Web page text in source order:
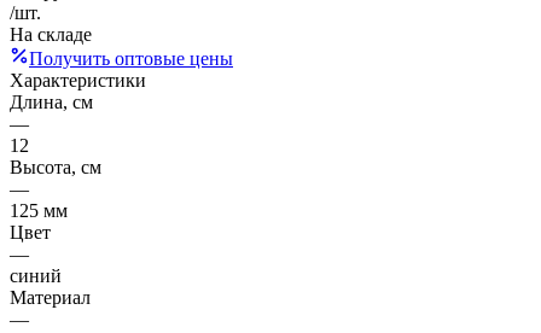
/шт.
На складе
Получить оптовые цены
Характеристики
Длина, см
—
12
Высота, см
—
125 мм
Цвет
—
синий
Материал
—